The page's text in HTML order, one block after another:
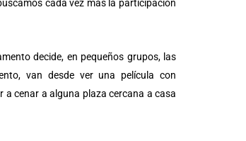
cada vez más la participación
decide, en pequeños grupos, las
van desde ver una película con
cenar a alguna plaza cercana a casa